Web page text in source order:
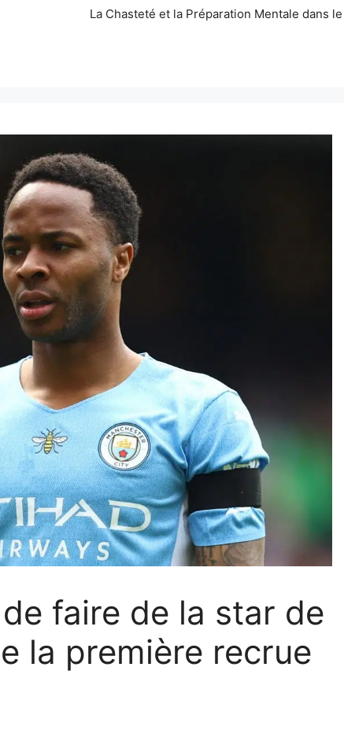
La Chasteté et la Préparation Mentale dans
faire de la star de
la première recrue